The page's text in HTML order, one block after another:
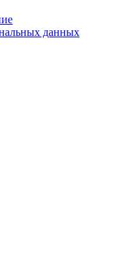
данных